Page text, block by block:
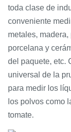
toda clase de
conveniente
metales,
porcelana y
del paquete, etc.
universal de la
para medir los
los polvos como
tomate.